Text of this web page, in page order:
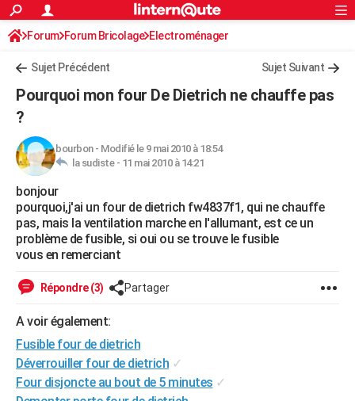
ACTUALITÉS
Politique
Société
Faits Divers
Education
Monde
Villes
+
Programme TV
TNTStreaming
Cinéma
Sorties cinéma
Musique
+FINANCE
Retraite
Impôts
Epargne
Immobilier
Risques naturels par ville
Banque
Assurance
Crédit
AUTO
Essais
Réserver un essai
Citadines
Berlines
SUV
Forum auto
HIGH-TECH
Mobiles
Meilleur smartphone
Internet
Ordinateurs
Jeux vidéo
Guide high-tech
+BRICOLAGE
Forum
Aménagement intérieur
Extérieur
Cuisine
Salle de bains
Jardinage
Rangement
WEEK-END
LIFESTYLE
Alimentation
Guide de la santé
Maladies
Médicaments
Sommeil
VOYAGE
Destinations
City break
Voyage nature
Voyage de noces
Forum
Climat
+PHOTO
S'inscrire
Connexion
Forum Forum Bricolage Electroménager
Sujet Précédent Sujet Suivant
Pourquoi mon four De Dietrich ne chauffe pas
?
bourbon- Modifié le 9 mai 2010 à 18:54
la sudiste - 11 mai 2010 à 14:21
bonjour
pourquoi,j'ai un four de dietrich fw4837f1, qui ne chauffe
pas, mais la ventilation marche en l'allumant, est ce un
problème de fusible, si oui ou se trouve le fusible
vous en remerciant
Répondre (3) Partager
A voir également:
Fusible four de dietrich
Déverrouiller four de dietrich ✓
Four disjoncte au bout de 5 minutes ✓